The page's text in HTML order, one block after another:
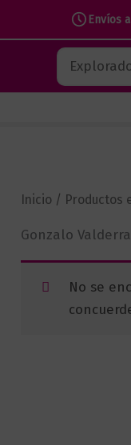
Envíos
contenido
Buscar
Inicio / Productos
Gonzalo
No se